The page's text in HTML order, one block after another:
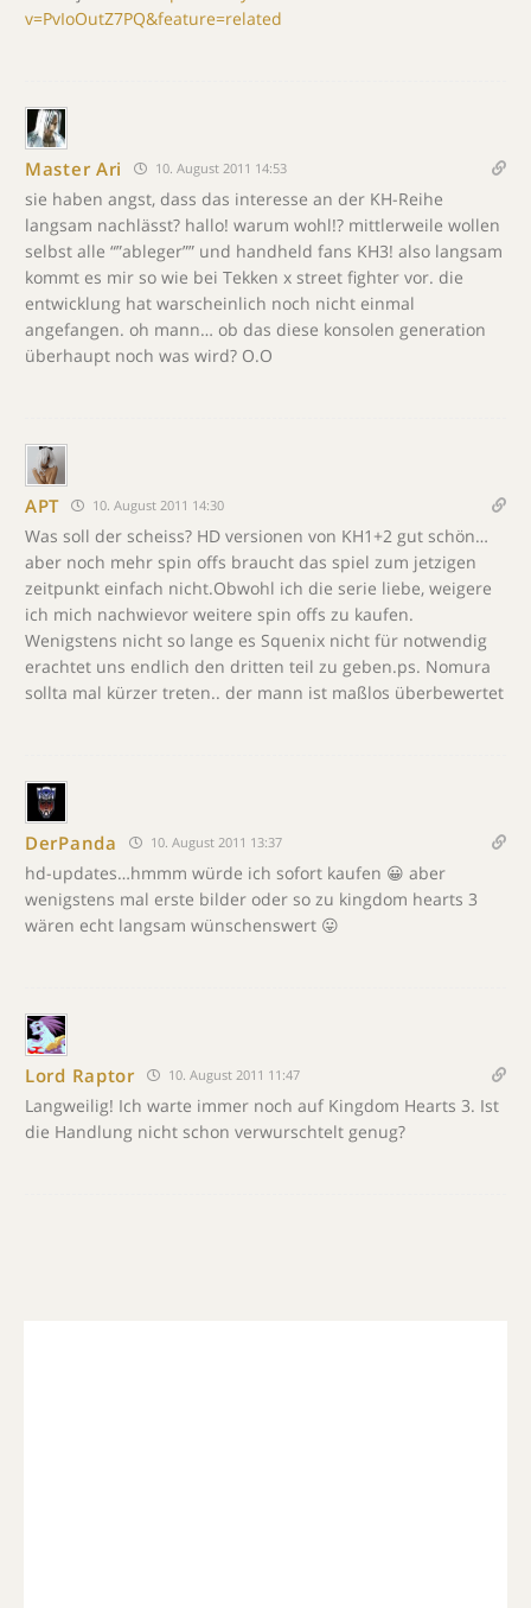
v=PvIoOutZ7PQ&feature=related
Master Ari 10. August 2011 14:53
sie haben angst, dass das interesse an der KH-Reihe
langsam nachlässt? hallo! warum wohl!? mittlerweile wollen
selbst alle “”ableger”” und handheld fans KH3! also langsam
kommt es mir so wie bei Tekken x street fighter vor. die
entwicklung hat warscheinlich noch nicht einmal
angefangen. oh mann… ob das diese konsolen generation
überhaupt noch was wird? O.O
APT 10. August 2011 14:30
Was soll der scheiss? HD versionen von KH1+2 gut schön…
aber noch mehr spin offs braucht das spiel zum jetzigen
zeitpunkt einfach nicht.Obwohl ich die serie liebe, weigere
ich mich nachwievor weitere spin offs zu kaufen.
Wenigstens nicht so lange es Squenix nicht für notwendig
erachtet uns endlich den dritten teil zu geben.ps. Nomura
sollta mal kürzer treten.. der mann ist maßlos überbewertet
DerPanda 10. August 2011 13:37
hd-updates…hmmm würde ich sofort kaufen 😀 aber
wenigstens mal erste bilder oder so zu kingdom hearts 3
wären echt langsam wünschenswert 😛
Lord Raptor 10. August 2011 11:47
Langweilig! Ich warte immer noch auf Kingdom Hearts 3. Ist
die Handlung nicht schon verwurschtelt genug?